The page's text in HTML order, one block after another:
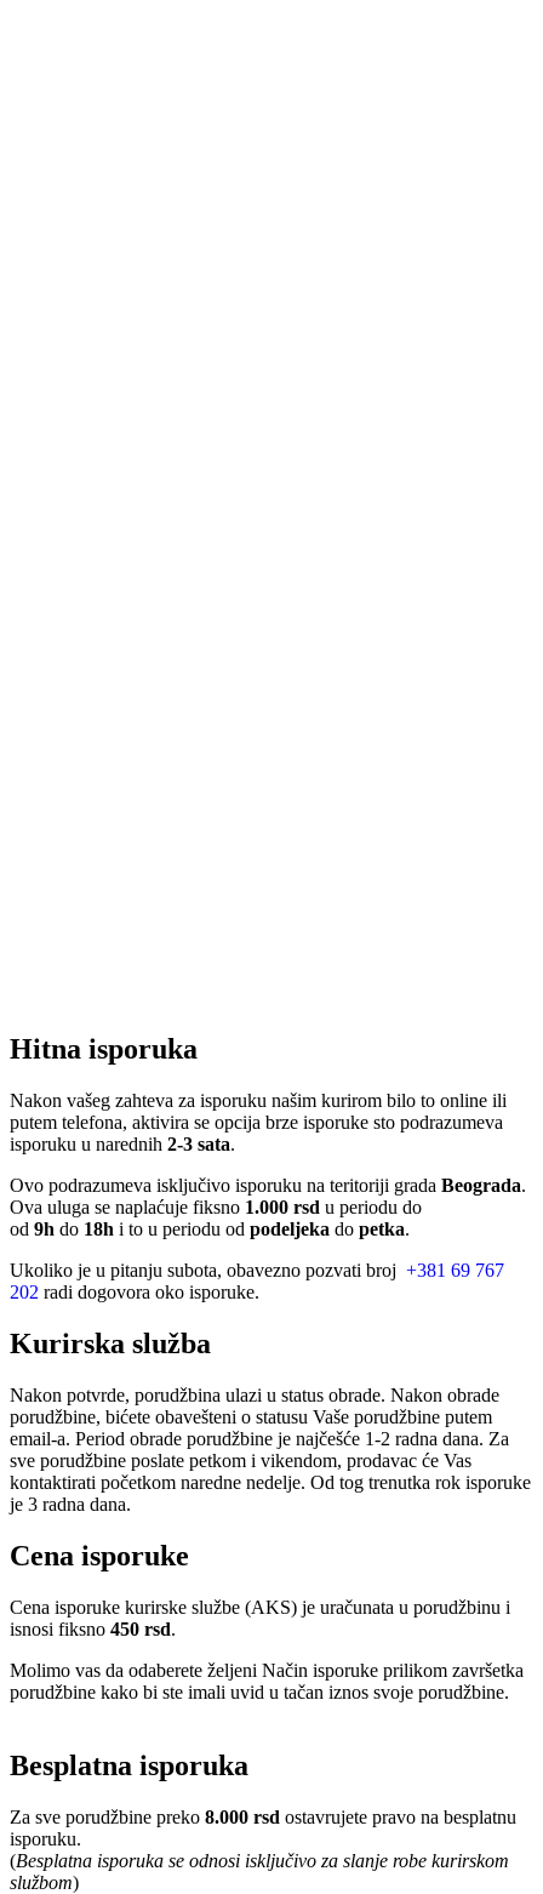
Hitna isporuka
Nakon vašeg zahteva za isporuku našim kurirom bilo to online ili
putem telefona, aktivira se opcija brze isporuke sto podrazumeva
isporuku u narednih 2-3 sata.
Ovo podrazumeva isključivo isporuku na teritoriji grada Beograda.
Ova uluga se naplaćuje fiksno 1.000 rsd u periodu do
od 9h do 18h i to u periodu od podeljeka do petka.
Ukoliko je u pitanju subota, obavezno pozvati broj +381 69 767
202 radi dogovora oko isporuke.
Kurirska služba
Nakon potvrde, porudžbina ulazi u status obrade. Nakon obrade
porudžbine, bićete obavešteni o statusu Vaše porudžbine putem
email-a. Period obrade porudžbine je najčešće 1-2 radna dana. Za
sve porudžbine poslate petkom i vikendom, prodavac će Vas
kontaktirati početkom naredne nedelje. Od tog trenutka rok isporuke
je 3 radna dana.
Cena isporuke
Cena isporuke kurirske službe (AKS) je uračunata u porudžbinu i
isnosi fiksno 450 rsd.
Molimo vas da odaberete željeni Način isporuke prilikom završetka
porudžbine kako bi ste imali uvid u tačan iznos svoje porudžbine.
Besplatna isporuka
Za sve porudžbine preko 8.000 rsd ostavrujete pravo na besplatnu
isporuku.
(Besplatna isporuka se odnosi isključivo za slanje robe kurirskom
službom)